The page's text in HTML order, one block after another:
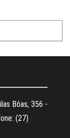
Bôas, 356 -
(27)